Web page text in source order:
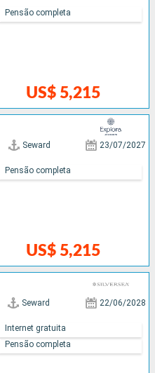
US$ 5,215
Pensão completa
Seward 23/07/2027
US$ 5,215
Pensão completa
Seward 22/06/2028
Internet gratuita
Pensão completa